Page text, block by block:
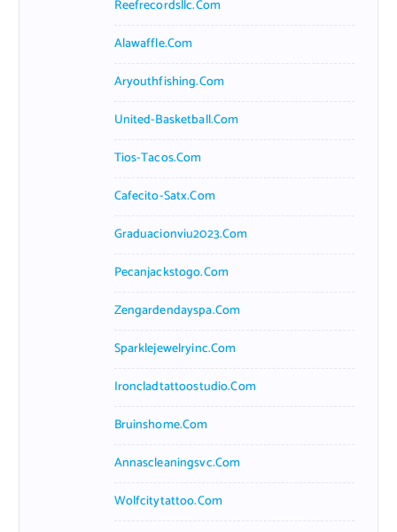
Reefrecordsllc.com
Alawaffle.com
Aryouthfishing.com
United-Basketball.com
Tios-Tacos.com
Cafecito-Satx.com
Graduacionviu2023.com
Pecanjackstogo.com
Zengardendayspa.com
Sparklejewelryinc.com
Ironcladtattoostudio.com
Bruinshome.com
Annascleaningsvc.com
Wolfcitytattoo.com